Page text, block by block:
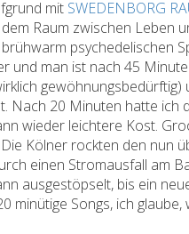
mit SWEDENBORG
Raum zwischen Leben
psychedelischen
und man ist nach 45
Nach 20 Minuten hatte
wieder leichtere Kost.
Kölner rockten den nun
einen Stromausfall am
ausgestöpselt, bis ein
minütige Songs, ich